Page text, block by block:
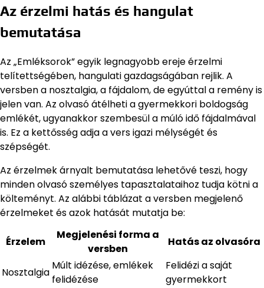
Az érzelmi hatás és hangulat
bemutatása
Az „Emléksorok” egyik legnagyobb ereje érzelmi
telítettségében, hangulati gazdagságában rejlik. A
versben a nosztalgia, a fájdalom, de egyúttal a remény is
jelen van. Az olvasó átélheti a gyermekkori boldogság
emlékét, ugyanakkor szembesül a múló idő fájdalmával
is. Ez a kettősség adja a vers igazi mélységét és
szépségét.
Az érzelmek árnyalt bemutatása lehetővé teszi, hogy
minden olvasó személyes tapasztalataihoz tudja kötni a
költeményt. Az alábbi táblázat a versben megjelenő
érzelmeket és azok hatását mutatja be:
Érzelem
Megjelenési forma a
versben
Hatás az olvasóra
Nosztalgia
Múlt idézése, emlékek
felidézése
Felidézi a saját
gyermekkort